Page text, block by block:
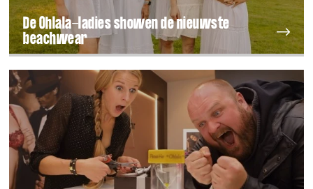
De Ohlala-ladies showen de nieuwste
beachwear